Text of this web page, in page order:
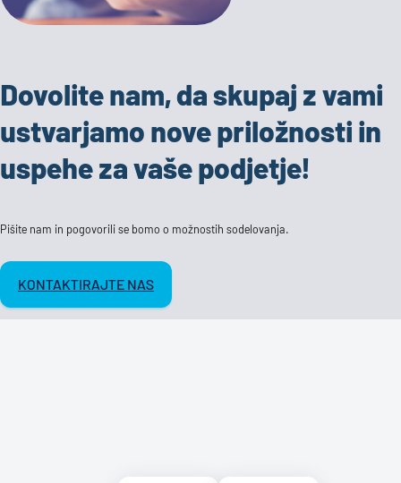
Dovolite nam, da skupaj z vami
ustvarjamo nove priložnosti in
uspehe za vaše podjetje!
Pišite nam in pogovorili se bomo o možnostih sodelovanja.
KONTAKTIRAJTE NAS